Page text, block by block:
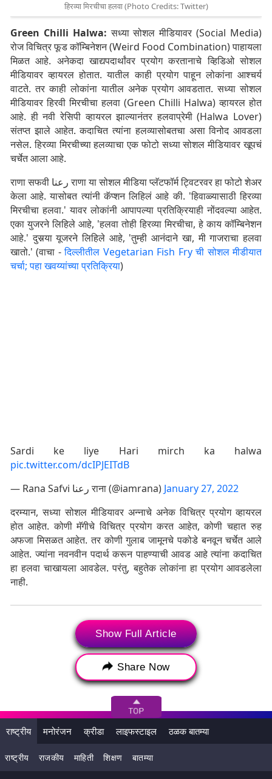
हिरव्या मिरचीचा हलवा (Photo Credits: Twitter)
Green Chilli Halwa: सध्या सोशल मीडियावर (Social Media)
रोज विचित्र फूड कॉम्बिनेशन (Weird Food Combination) पाहायला
मिळत आहे. अनेकदा खाद्यपदार्थांवर प्रयोग करतानाचे व्हिडिओ सोशल
मीडियावर व्हायरल होतात. यातील काही प्रयोग पाहून लोकांना आश्चर्य
वाटते. तर काही लोकांना यातील अनेक प्रयोग आवडतात. सध्या सोशल
मीडियावर हिरवी मिरचीचा हलवा (Green Chilli Halwa) व्हायरल होत
आहे. ही नवी रेसिपी व्हायरल झाल्यानंतर हलवाप्रेमी (Halwa Lover)
संतप्त झाले आहेत. कदाचित त्यांना हलव्यासोबतचा असा विनोद आवडला
नसेल. हिरव्या मिरचीच्या हलव्याचा एक फोटो सध्या सोशल मीडियावर खूपचं
चर्चेत आला आहे.
राणा सफवी رعنا राणा या सोशल मीडिया प्लॅटफॉर्म ट्विटरवर हा फोटो शेअर
केला आहे. यासोबत त्यांनी कॅप्शन लिहिलं आहे की. 'हिवाळ्यासाठी हिरव्या
मिरचीचा हलवा.' यावर लोकांनी आपापल्या प्रतिक्रियाही नोंदवल्या आहेत.
एका युजरने लिहिले आहे, 'हलवा तोही हिरव्या मिरचीचा, हे काय कॉम्बिनेशन
आहे.' दुसर्‍या यूजरने लिहिले आहे, 'तुम्ही आनंदाने खा, मी गाजराचा हलवा
खातो.' (वाचा -दिल्लीतील Vegetarian Fish Fry ची सोशल मीडीयात
चर्चा; पहा खवय्यांच्या प्रतिक्रिया)
Sardi ke liye Hari mirch ka halwa
pic.twitter.com/dcIPJEITdB
— Rana Safvi رعنا राना (@iamrana) January 27, 2022
दरम्यान, सध्या सोशल मीडियावर अन्नाचे अनेक विचित्र प्रयोग व्हायरल
होत आहेत. कोणी मॅगीचे विचित्र प्रयोग करत आहेत, कोणी चहात रुह
अफजा मिसळत आहेत. तर कोणी गुलाब जामूनचे पकोडे बनवून चर्चेत आले
आहेत. ज्यांना नवनवीन पदार्थ करून पाहण्याची आवड आहे त्यांना कदाचित
हा हलवा चाखायला आवडेल. परंतु, बहुतेक लोकांना हा प्रयोग आवडलेला
नाही.
Green Chilli Halwa
Green Chilli Halwa photo
Weird Food Combination
मिरची हलवा मिरचीचा हलवा हलवा
Show Full Article
Share Now
राष्ट्रीय मनोरंजन क्रीडा लाइफस्टाइल ठळक बातम्या
राष्ट्रीय राजकीय माहिती शिक्षण बातम्या